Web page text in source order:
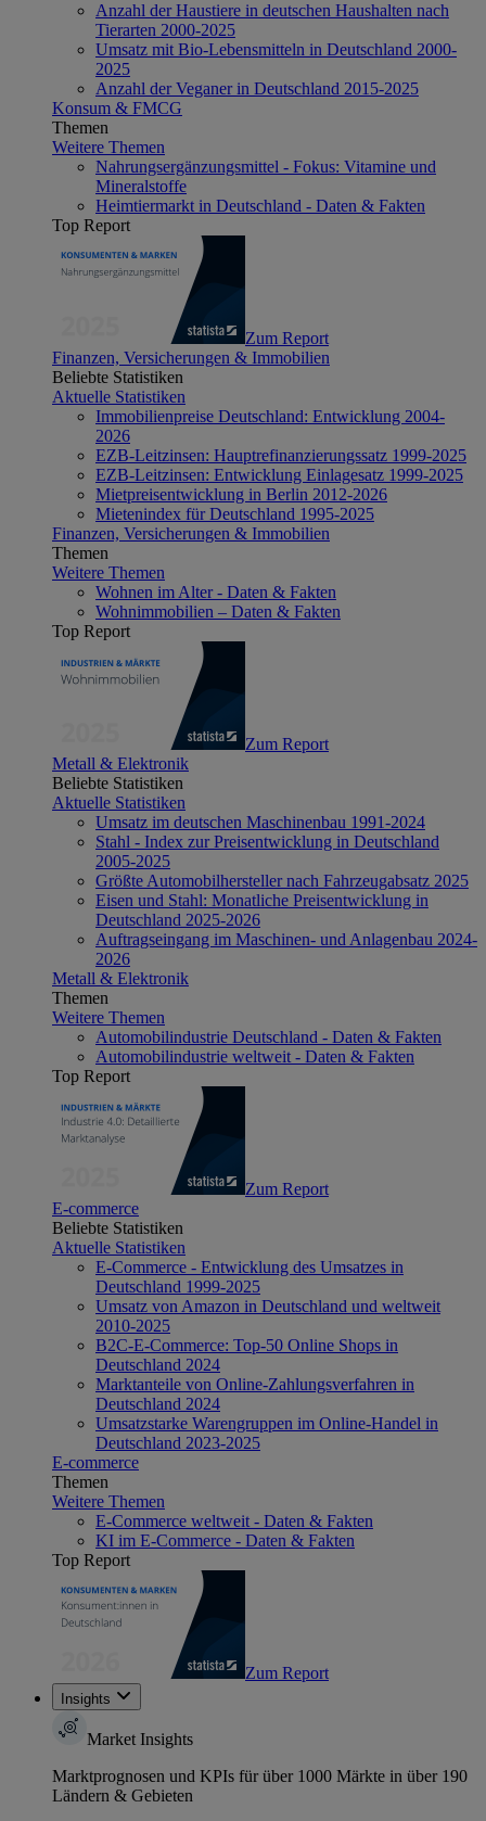
Anzahl der Haustiere in deutschen Haushalten nach
Tierarten 2000-2025
Umsatz mit Bio-Lebensmitteln in Deutschland 2000-
2025
Anzahl der Veganer in Deutschland 2015-2025
Konsum & FMCG
Themen
Weitere Themen
Nahrungsergänzungsmittel - Fokus: Vitamine und
Mineralstoffe
Heimtiermarkt in Deutschland - Daten & Fakten
Top Report
Zum Report
Finanzen, Versicherungen & Immobilien
Beliebte Statistiken
Aktuelle Statistiken
Immobilienpreise Deutschland: Entwicklung 2004-
2026
EZB-Leitzinsen: Hauptrefinanzierungssatz 1999-2025
EZB-Leitzinsen: Entwicklung Einlagesatz 1999-2025
Mietpreisentwicklung in Berlin 2012-2026
Mietenindex für Deutschland 1995-2025
Finanzen, Versicherungen & Immobilien
Themen
Weitere Themen
Wohnen im Alter - Daten & Fakten
Wohnimmobilien – Daten & Fakten
Top Report
Zum Report
Metall & Elektronik
Beliebte Statistiken
Aktuelle Statistiken
Umsatz im deutschen Maschinenbau 1991-2024
Stahl - Index zur Preisentwicklung in Deutschland
2005-2025
Größte Automobilhersteller nach Fahrzeugabsatz 2025
Eisen und Stahl: Monatliche Preisentwicklung in
Deutschland 2025-2026
Auftragseingang im Maschinen- und Anlagenbau 2024-
2026
Metall & Elektronik
Themen
Weitere Themen
Automobilindustrie Deutschland - Daten & Fakten
Automobilindustrie weltweit - Daten & Fakten
Top Report
Zum Report
E-commerce
Beliebte Statistiken
Aktuelle Statistiken
E-Commerce - Entwicklung des Umsatzes in
Deutschland 1999-2025
Umsatz von Amazon in Deutschland und weltweit
2010-2025
B2C-E-Commerce: Top-50 Online Shops in
Deutschland 2024
Marktanteile von Online-Zahlungsverfahren in
Deutschland 2024
Umsatzstarke Warengruppen im Online-Handel in
Deutschland 2023-2025
E-commerce
Themen
Weitere Themen
E-Commerce weltweit - Daten & Fakten
KI im E-Commerce - Daten & Fakten
Top Report
Zum Report
Insights
Market Insights
Marktprognosen und KPIs für über 1000 Märkte in über 190
Ländern & Gebieten